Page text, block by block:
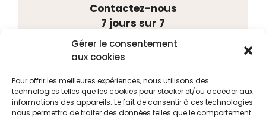
Gérer le consentement
aux cookies
Pour offrir les meilleures expériences, nous utilisons des
technologies telles que les cookies pour stocker et/ou accéder aux
informations des appareils. Le fait de consentir à ces technologies
nous permettra de traiter des données telles que le comportement
Contactez-nous
7 jours sur 7
Tél. 02 41 88 75 55
Port. 06 48 20 15 41
49100 ANGERS